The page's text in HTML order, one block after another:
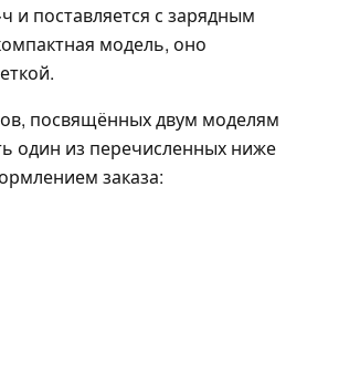
и поставляется с зарядным
модель, оно
посвящённых двум моделям
один из перечисленных ниже
заказа: